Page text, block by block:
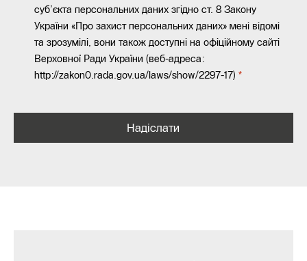
суб’єкта персональних даних згідно ст. 8 Закону
України «Про захист персональних даних» мені відомі
та зрозумілі, вони також доступні на офіційному сайті
Верховної Ради України (веб-адреса:
http://zakon0.rada.gov.ua/laws/show/2297-17)
Надіслати